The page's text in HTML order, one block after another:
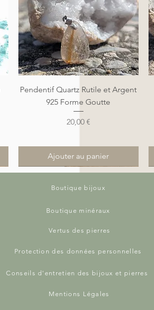
Aperçu rapide
Pendentif Quartz Rutile et Argent
925 Forme Goutte
Prix
20,00 €
Ajouter au panier
Aperçu rapide
Nouveauté
Bracelet Homme Cuir Bicolore
Aperçu rapide
Nouveauté
Pendentif Larimar Goutte en Wire
Boutique bijoux
Boutique minéraux
Vertus des pierres
Protection des données personnelles
Conseils d'entretien des bijoux et pierres
Mentions Légales